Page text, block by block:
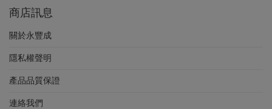
商店訊息
關於永豐成
隱私權聲明
產品品質保證
連絡我們